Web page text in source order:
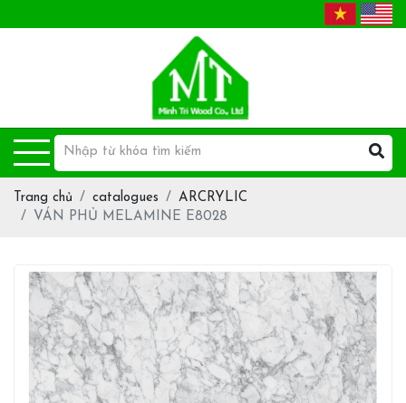
Trang chủ catalogues
ARCRYLIC
VÁN PHỦ MELAMINE E8028